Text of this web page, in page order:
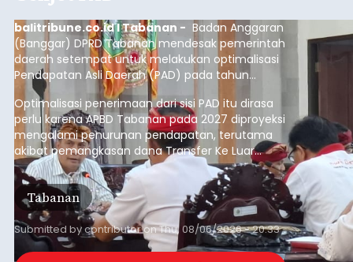
balitribune.co.id I Tabanan - Badan Anggaran
(Banggar) DPRD Tabanan mendesak pemerintah
daerah setempat untuk melakukan optimalisasi
Pendapatan Asli Daerah (PAD) pada tahun
anggaran 2027.
Optimalisasi penerimaan dari sisi PAD itu dirasa
perlu karena APBD Tabanan pada 2027 diproyeksi
mengalami penurunan pendapatan, terutama
akibat pemangkasan dana Transfer Ke Luar
Daerah (TKD) dari pemerintah pusat.
Tabanan
Submitted bycontributoronThu, 08/06/2026 - 20:33